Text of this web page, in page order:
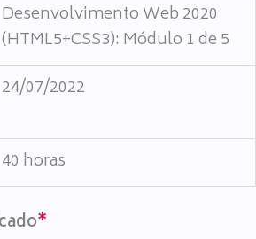
Desenvolvimento Web 2020
(HTML5+CSS3): Módulo 1 de 5
24/07/2022
40 horas
*